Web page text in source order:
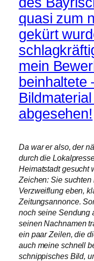
quasi zum
gekürt
mein
beinhaltete
abgesehen!
Da war er also, der
durch die
Heimatstadt gesucht
Zeichen: Sie
Verzweiflung eben,
Zeitungsannonce.
noch seine Sendung
seinen Nachnamen
ein paar Zeilen, die
auch meine schnell
schnippisches Bild,